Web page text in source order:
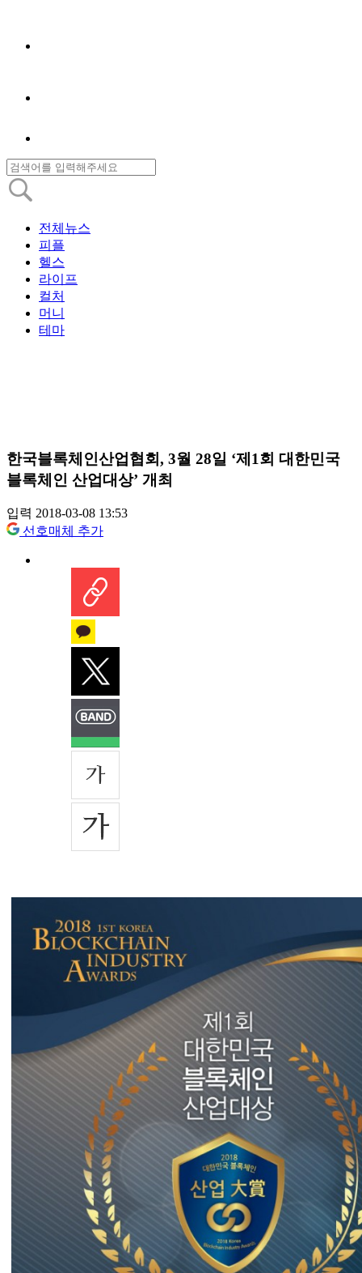
전체뉴스
피플
헬스
라이프
컬처
머니
테마
한국블록체인산업협회, 3월 28일 ‘제1회 대한민국
블록체인 산업대상’ 개최
입력 2018-03-08 13:53
선호매체 추가